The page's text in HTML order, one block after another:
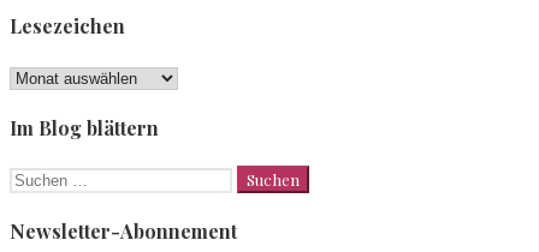
Lesezeichen
Lesezeichen
Im Blog blättern
Suchen
Newsletter-Abonnement